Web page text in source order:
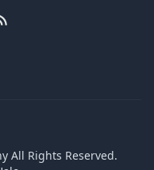
RSS
All Rights Reserved.